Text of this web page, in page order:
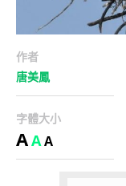
作者
唐美鳳
字體大小
AAA